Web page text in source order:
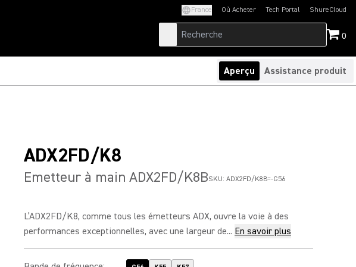
France Où Acheter Tech Portal
(Opens in a new tab)ShureCloud
(Opens in a new
0
Aperçu Assistance produit
ADX2FD/K8
Emetteur à main ADX2FD/K8BSKU: ADX2FD/K8B=-G56
L’ADX2FD/K8, comme tous les émetteurs ADX, ouvre la voie à des
performances exceptionnelles, avec une largeur de... En savoir plus